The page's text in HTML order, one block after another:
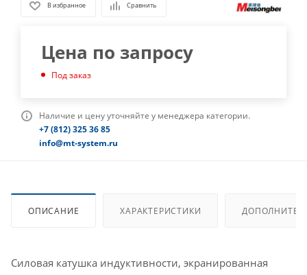
В избранное Сравнить
Цена по запросу
Под заказ
Наличие и цену уточняйте у менеджера категории.
+7 (812) 325 36 85
info@mt-system.ru
ОПИСАНИЕ ХАРАКТЕРИСТИКИ
Силовая катушка индуктивности, экранированная